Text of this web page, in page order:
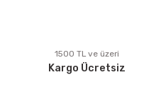
pahalı.
olmalı.
1500 TL ve üzeri
Kargo Ücretsiz